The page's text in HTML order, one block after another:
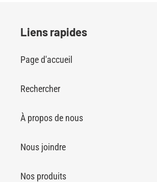
Liens rapides
Page d'accueil
Rechercher
À propos de nous
Nous joindre
Nos produits